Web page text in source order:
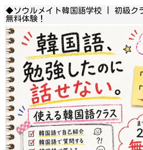
◆ソウルメイト韓国語学校 | 初級ク
無料体験！